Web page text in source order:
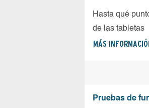
Hasta qué
de las tabletas
MÁS
Pruebas de